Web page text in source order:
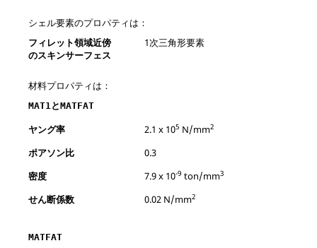
シェル要素のプロパティは：
フィレット領域近傍
のスキンサーフェス
1次三角形要素
材料プロパティは：
MAT1とMATFAT
ヤング率 2.1 x 105 N/mm2
ポアソン比
0.3
密度
7.9 x 10-9 ton/mm3
せん断係数 0.02 N/mm2
MATFAT